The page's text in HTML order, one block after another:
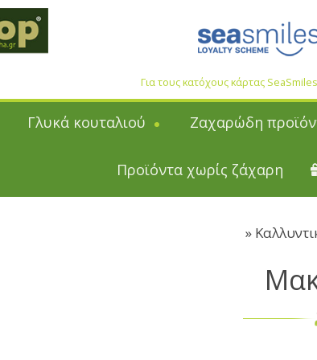
Για τους κατόχους κάρτας
Γλυκά κουταλιού
Γλυκά κουταλιού & μαρμελάδες
Ζαχαρώδη
Τσίκλες
Μασουράκια
Καρύδα με
Παστέλια-Μαντολάτα-
Προϊόντα χωρίς ζάχαρη
»